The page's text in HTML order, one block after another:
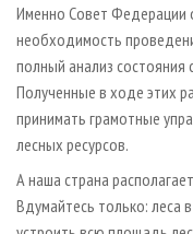
Именно Совет Федерации
необходимость
полный анализ состояния
Полученные в ходе этих
принимать грамотные
лесных ресурсов.
А наша страна
Вдумайтесь только: леса